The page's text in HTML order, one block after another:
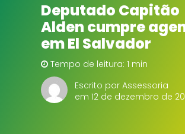
NOTÍCIAS
BIOGRAFIA
DOWNLOADS
EMENDAS
Deputado Capitão
Alden cumpre
em El Salvador
Tempo de leitura: 1 min
Escrito por Assessoria
em 12 de dezembro de